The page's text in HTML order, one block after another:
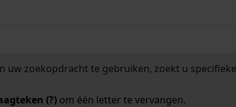
uw zoekopdracht te gebruiken, zoekt u
(?)om één letter te vervangen.